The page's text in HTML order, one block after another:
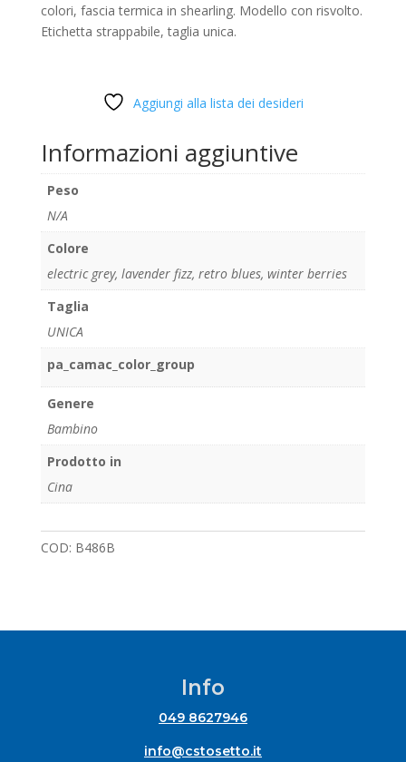
colori, fascia termica in shearling. Modello con risvolto.
Etichetta strappabile, taglia unica.
Aggiungi alla lista dei desideri
Informazioni aggiuntive
Peso
N/A
Colore
electric grey, lavender fizz, retro blues, winter berries
Taglia
UNICA
pa_camac_color_group
Genere
Bambino
Prodotto in
Cina
COD: B486B
Info
049 8627946
info@cstosetto.it